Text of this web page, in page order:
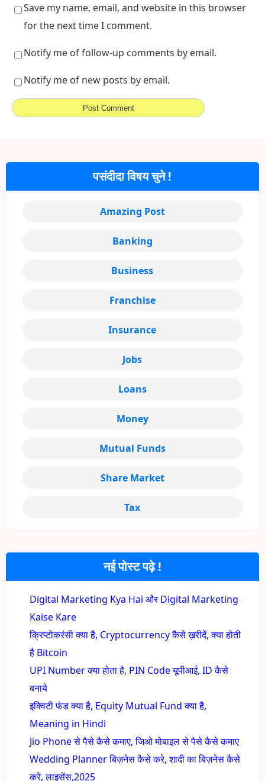
Save my name, email, and website in this browser
for the next time I comment.
Notify me of follow-up comments by email.
Notify me of new posts by email.
नई पोस्ट पढ़े !
Digital Marketing Kya Hai और Digital Marketing
Kaise Kare
क्रिप्टोकरंसी क्या है, Cryptocurrency कैसे ख़रीदें, क्या होती
है Bitcoin
UPI Number क्या होता है, PIN Code यूपीआई, ID कैसे
बनाये
इक्विटी फंड क्या है, Equity Mutual Fund क्या है,
Meaning in Hindi
Jio Phone से पैसे कैसे कमाए, जिओ मोबाइल से पैसे कैसे कमाए
Wedding Planner बिज़नेस कैसे करे, शादी का बिज़नेस कैसे
करे, लाइसेंस,2025
पसंदीदा विषय चुने !
Amazing Post
Banking
Business
Franchise
Insurance
Jobs
Loans
Money
Mutual Funds
Share Market
Tax